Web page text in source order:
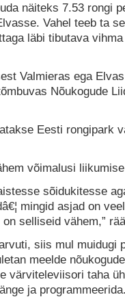
näiteks 7.53 rongi
Vahel teeb ta
läbi tibutava
Valmieras ega
Nõukogude
Eesti rongipark
võimalusi
sõidukitesse
mingid asjad on
selliseid vähem,”
siis mul muidugi
meelde nõukogude
värviteleviisori taha
ja